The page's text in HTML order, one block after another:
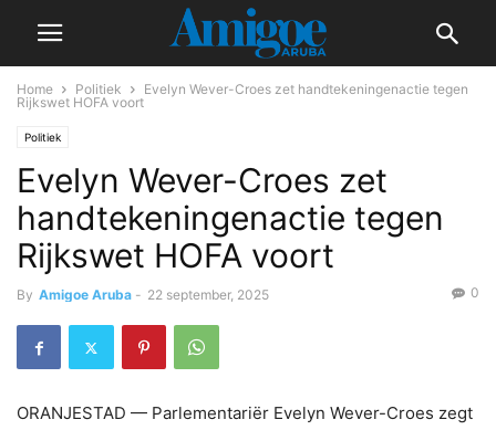
Home Politiek
Evelyn Wever-Croes zet handtekeningenactie tegen
Rijkswet HOFA voort
Politiek
Evelyn Wever-Croes zet
handtekeningenactie tegen
Rijkswet HOFA voort
By Amigoe Aruba - 22 september, 2025 0
ORANJESTAD — Parlementariër Evelyn Wever-Croes zegt